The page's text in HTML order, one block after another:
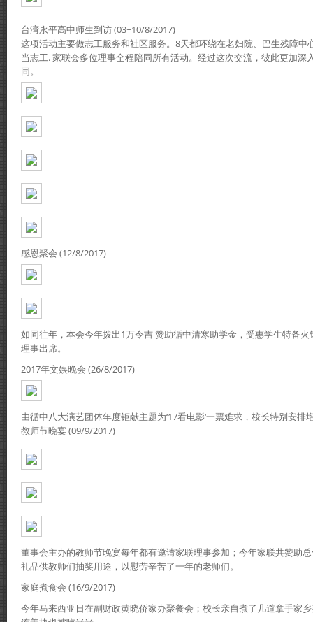
台湾永平高中师生到访 (03~10/8/2017)
这项活动主要做志工服务和社区服务。8天都环绕在老妇院、巴生残障
当志工. 家联会多位理事全程陪同所有活动。经过这次交流，彼此更加深
同。
感恩聚会 (12/8/2017)
如同往年，本会今年拨出1万令吉 赞助循中清寒助学金，受惠学生特备
理事出席。
2017年文娛晚会 (26/8/2017)
由循中八大演艺团体年度钜献主题为‘17看电影‘一票难求，校长特别安排
教师节晚宴 (09/9/2017)
董事会主办的教师节晚宴每年都有邀请家联理事参加；今年家联共赞助
礼品供教师们抽奖用途，以慰劳辛苦了一年的老师们。
家庭煮食会 (16/9/2017)
今年马来西亚日在副财政黄晓侨家办聚餐会；校长亲自煮了几道拿手家